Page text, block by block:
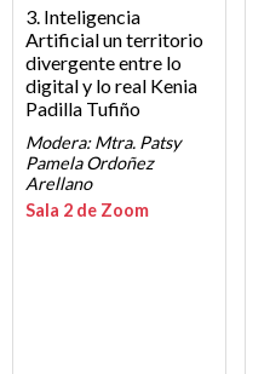
3. Inteligencia
Artificial un territorio
divergente entre lo
digital y lo real Kenia
Padilla Tufiño
Modera: Mtra. Patsy
Pamela Ordoñez
Arellano
Sala 2 de Zoom